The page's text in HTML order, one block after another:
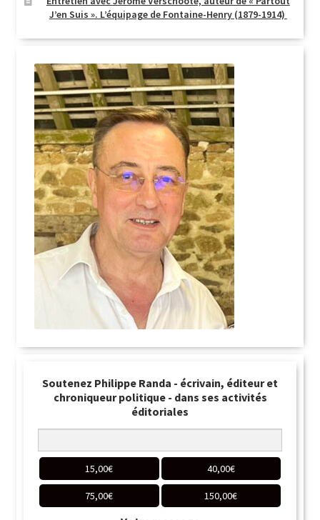
J’en Suis ». L’équipage de Fontaine-Henry (1879-1914)
Soutenez Philippe Randa - écrivain, éditeur et
chroniqueur politique - dans ses activités
éditoriales
15,00€ 40,00€
75,00€ 150,00€